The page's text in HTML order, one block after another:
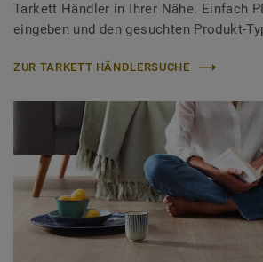
Tarkett Händler in Ihrer Nähe. Einfach
eingeben und den gesuchten Produkt-
ZUR TARKETT HÄNDLERSUCHE